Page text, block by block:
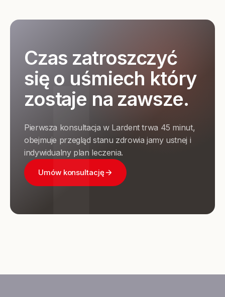
Czas zatroszczyć
się o uśmiech który
zostaje na zawsze.
Pierwsza konsultacja w Lardent trwa 45 minut,
obejmuje przegląd stanu zdrowia jamy ustnej i
indywidualny plan leczenia.
Umów konsultację